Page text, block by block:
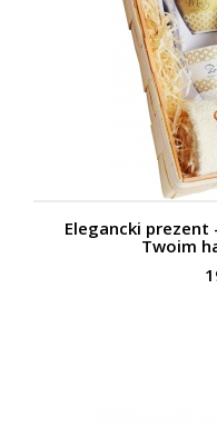
Elegancki prezent
Twoim